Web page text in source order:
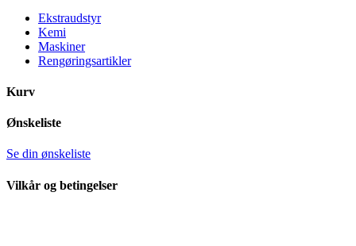
Ekstraudstyr
Kemi
Maskiner
Rengøringsartikler
Kurv
Ønskeliste
Se din ønskeliste
Vilkår og betingelser